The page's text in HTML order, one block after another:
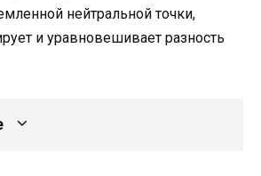
нейтральной точки,
и уравновешивает разность